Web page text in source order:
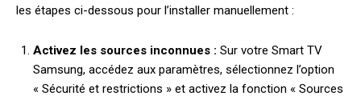
les étapes ci-dessous pour l’installer manuellement :
Activez les sources inconnues : Sur votre Smart TV
Samsung, accédez aux paramètres, sélectionnez l’option
« Sécurité et restrictions » et activez la fonction « Sources